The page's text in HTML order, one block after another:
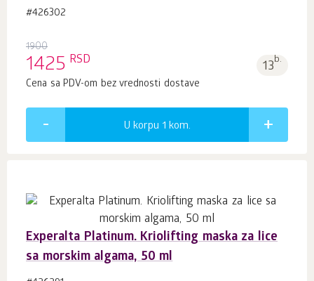
#426302
1900
1425 RSD 13b.
Cena sa PDV-om bez vrednosti dostave
U korpu 1 kom.
Experalta Platinum. Kriolifting maska za lice
sa morskim algama, 50 ml